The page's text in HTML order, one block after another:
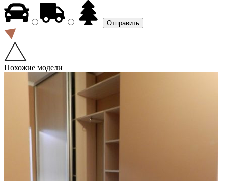
Похожие модели